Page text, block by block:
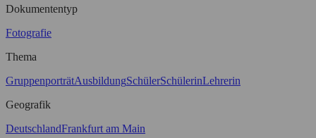
Dokumententyp
Fotografie
Thema
GruppenporträtAusbildungSchülerSchülerinLehrerin
Geografik
DeutschlandFrankfurt am Main